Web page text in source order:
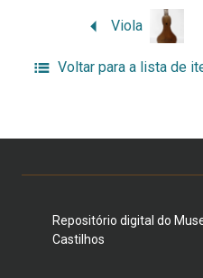
Viola
Voltar para a lista de
Repositório digital do
Castilhos